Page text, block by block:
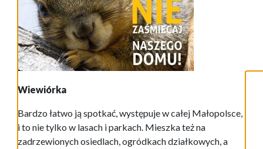
Wiewiórka
Bardzo łatwo ją spotkać, występuje w całej Małopolsce,
i to nie tylko w lasach i parkach. Mieszka też na
zadrzewionych osiedlach, ogródkach działkowych, a